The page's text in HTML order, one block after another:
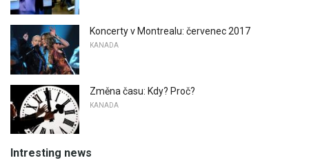
Koncerty v Montrealu: červenec 2017
KANADA
Změna času: Kdy? Proč?
KANADA
Intresting news